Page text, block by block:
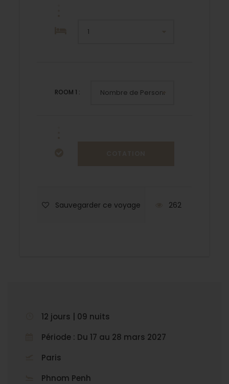
ROOM 1 :
Sauvegarder ce voyage 262
12 jours | 09 nuits
Période : Du 17 au 28 mars 2027
Paris
Phnom Penh